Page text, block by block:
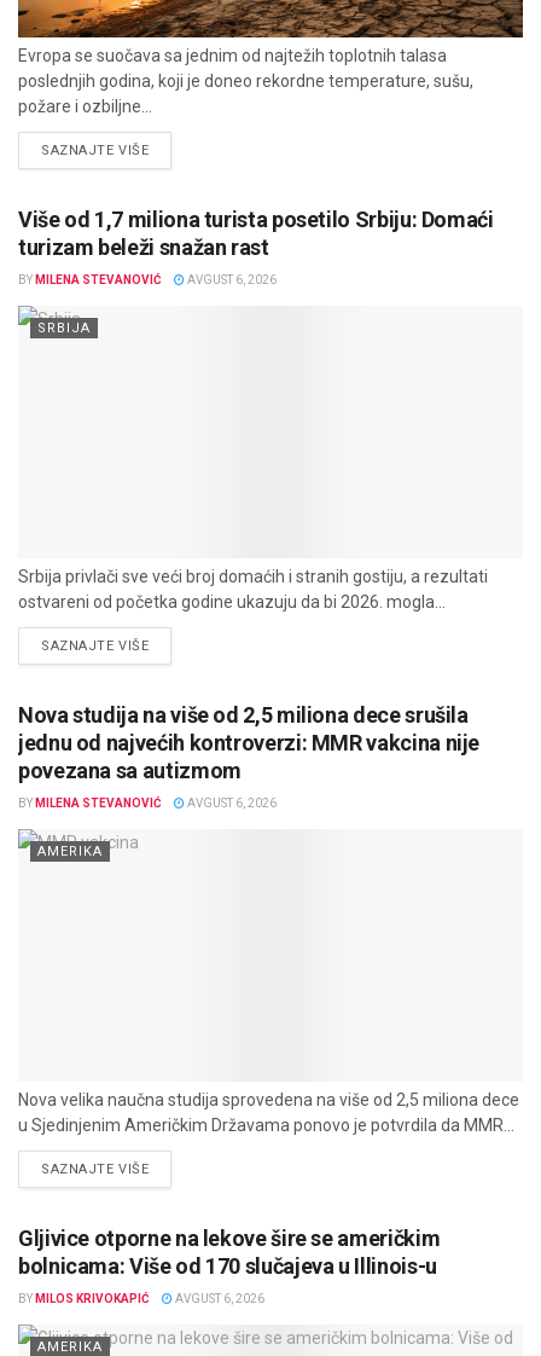
Evropa se suočava sa jednim od najtežih toplotnih talasa
poslednjih godina, koji je doneo rekordne temperature, sušu,
požare i ozbiljne...
SAZNAJTE VIŠEDETAILS
Više od 1,7 miliona turista posetilo Srbiju: Domaći
turizam beleži snažan rast
BY MILENA STEVANOVIĆ AVGUST 6, 2026
SRBIJA
Srbija privlači sve veći broj domaćih i stranih gostiju, a rezultati
ostvareni od početka godine ukazuju da bi 2026. mogla...
SAZNAJTE VIŠEDETAILS
Nova studija na više od 2,5 miliona dece srušila
jednu od najvećih kontroverzi: MMR vakcina nije
povezana sa autizmom
BY MILENA STEVANOVIĆ AVGUST 6, 2026
AMERIKA
Nova velika naučna studija sprovedena na više od 2,5 miliona dece
u Sjedinjenim Američkim Državama ponovo je potvrdila da MMR...
SAZNAJTE VIŠEDETAILS
Gljivice otporne na lekove šire se američkim
bolnicama: Više od 170 slučajeva u Illinois-u
BY MILOS KRIVOKAPIĆ AVGUST 6, 2026
AMERIKA